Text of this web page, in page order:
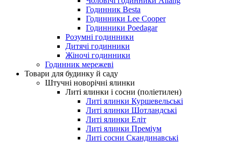
Годинник Besta
Годинники Lee Cooper
Годинники Poedagar
Розумні годинники
Дитячі годинники
Жіночі годинники
Годинник мережеві
Товари для будинку й саду
Штучні новорічні ялинки
Литі ялинки і сосни (поліетилен)
Литі ялинки Куршевельські
Литі ялинки Шотландські
Литі ялинки Еліт
Литі ялинки Преміум
Литі сосни Скандинавські